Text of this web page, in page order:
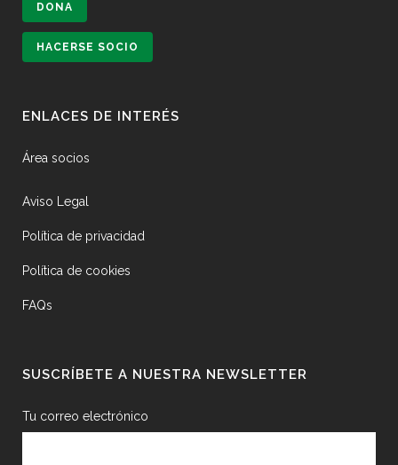
DONA
HACERSE SOCIO
ENLACES DE INTERÉS
Área socios
Aviso Legal
Política de privacidad
Política de cookies
FAQs
SUSCRÍBETE A NUESTRA NEWSLETTER
Tu correo electrónico